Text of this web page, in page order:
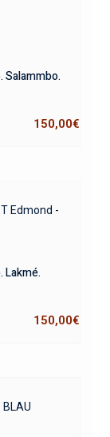
Salammbo.
150,00€
Edmond -
Lakmé.
150,00€
BLAU